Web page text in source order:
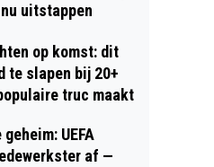
uitstappen
op komst: dit
te slapen bij 20+
truc maakt
UEFA
af —